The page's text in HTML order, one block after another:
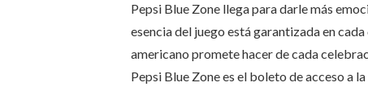
Pepsi Blue Zone llega para darle más
esencia del juego está garantizada en
americano promete hacer de cada
Pepsi Blue Zone es el boleto de acceso a